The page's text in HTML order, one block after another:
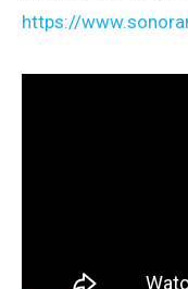
https://